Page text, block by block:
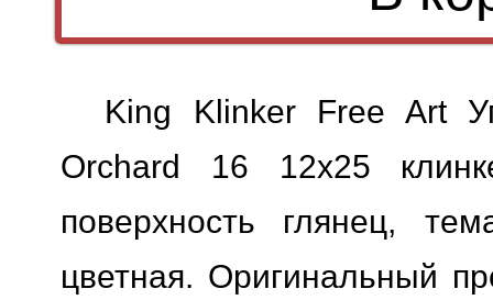
King Klinker Free Art
Orchard 16 12x25
поверхность глянец,
цветная. Оригинальный